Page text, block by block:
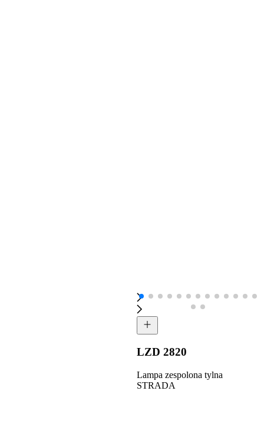
LZD 2820
Lampa zespolona tylna
STRADA